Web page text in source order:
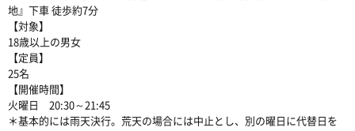
地』下車 徒歩約7分
【対象】
18歳以上の男女
【定員】
25名
【開催時間】
火曜日 20:30～21:45
＊基本的には雨天決行。荒天の場合には中止とし、別の曜日に代替日を